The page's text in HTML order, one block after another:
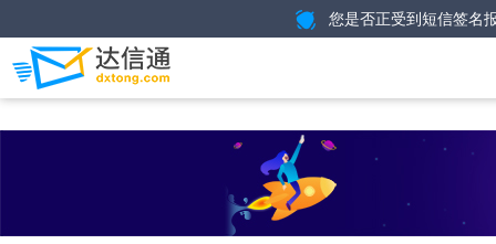
您是否正受到短信签名